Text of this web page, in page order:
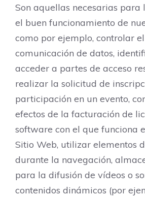
Son aquellas necesarias para
el buen funcionamiento de
como por ejemplo, controlar
comunicación de datos,
acceder a partes de acceso
realizar la solicitud de
participación en un evento,
efectos de la facturación de
software con el que funciona
Sitio Web, utilizar elementos
durante la navegación,
para la difusión de vídeos o
contenidos dinámicos (por